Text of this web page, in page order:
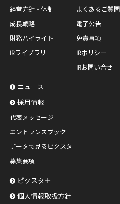
経営方針・体制
成長戦略
財務ハイライト
IRライブラリ
よくあるご質問
電子公告
免責事項
IRポリシー
IRお問い合せ
ニュース
採用情報
代表メッセージ
エントランスブック
データで見るピクスタ
募集要項
ピクスタ＋
個人情報取扱方針